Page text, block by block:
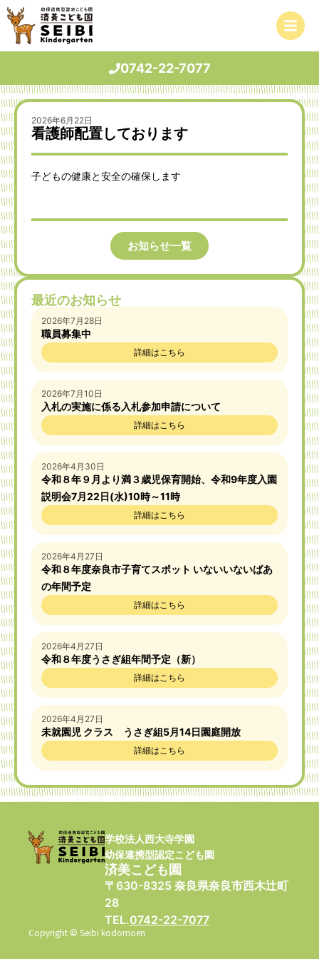
0742-22-7077
最近のお知らせ
2026年7月28日
職員募集中
詳細はこちら
2026年7月10日
入札の実施に係る入札参加申請について
詳細はこちら
2026年4月30日
令和８年９月より満３歳児保育開始、令和9年度入園
説明会7月22日(水)10時～11時
詳細はこちら
2026年4月27日
令和８年度奈良市子育てスポット いないいないばあ
の年間予定
詳細はこちら
2026年4月27日
令和８年度うさぎ組年間予定（新）
詳細はこちら
2026年4月27日
未就園児 クラス うさぎ組5月14日園庭開放
詳細はこちら
2026年6月22日
看護師配置しております
子どもの健康と安全の確保します
お知らせ一覧
学校法人西大寺学園
幼保連携型認定こども園
済美こども園
〒630-8325 奈良県奈良市西木辻町
28
TEL.0742-22-7077
Copyright © Seibi kodomoen